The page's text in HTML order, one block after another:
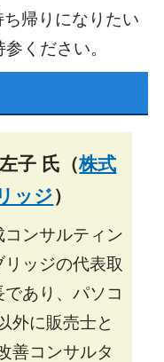
帰りになりたい
ください。
子 氏（株式
ッジ）
コンサルティン
リッジの代表取
であり、パソコ
外に販売士と
善コンサルタ